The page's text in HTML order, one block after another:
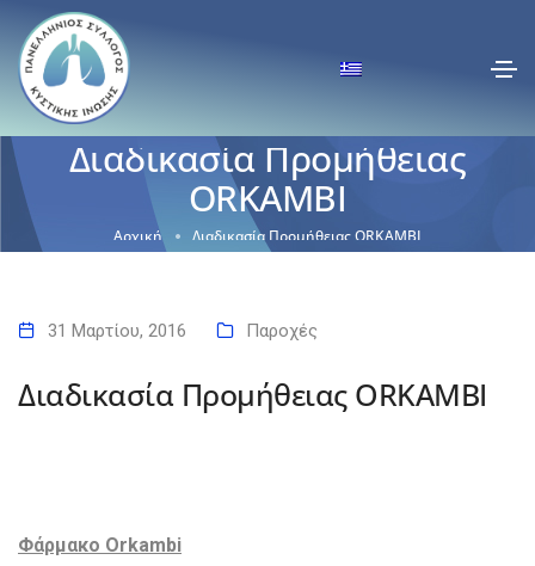
Διαδικασία Προμήθειας
ORKAMBI
Αρχική Διαδικασία Προμήθειας ORKAMBI
31 Μαρτίου, 2016 Παροχές
Διαδικασία Προμήθειας ORKAMBI
Φάρμακο Orkambi